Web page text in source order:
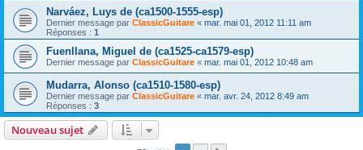
Narváez, Luys de (ca1500-1555-esp)
Dernier message par ClassicGuitare « mar. mai 01, 2012 11:11 am
Réponses : 1
Fuenllana, Miguel de (ca1525-ca1579-esp)
Dernier message par ClassicGuitare « mar. mai 01, 2012 10:48 am
Mudarra, Alonso (ca1510-1580-esp)
Dernier message par ClassicGuitare « mar. avr. 24, 2012 8:49 am
Réponses : 3
Nouveau sujet